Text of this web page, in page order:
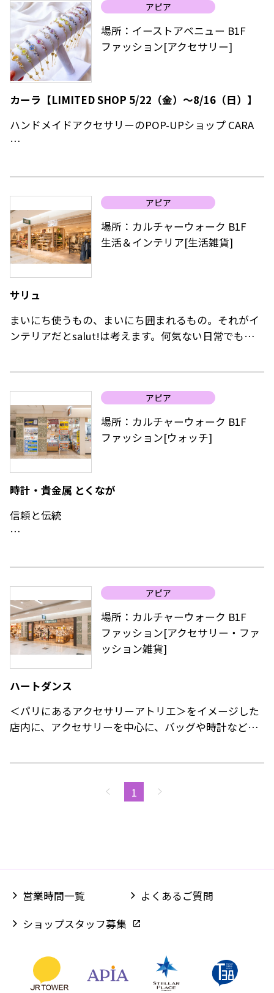
“今日、身に着けたいアクセサリーがみつかる。”
そんな期待感が自然と高まるアクセサリーショップ
“いつものコーディネートにときめかない日や”
“いつもより少しおしゃれしたい日に”
アピア
場所：イーストアベニュー B1F
ファッション[アクセサリー]
カーラ【LIMITED SHOP 5/22（金）～8/16（日）】
ハンドメイドアクセサリーのPOP-UPショップ CARA
大切な誰かに贈りたいミニギフトなど選んでみてはい
かがでしょうか？
アピア
場所：カルチャーウォーク B1F
生活＆インテリア[生活雑貨]
サリュ
まいにち使うもの、まいにち囲まれるもの。それがイ
ンテリアだとsalut!は考えます。何気ない日常でも愛
になる。
でもらいたい。日々日常を大切にするためのインテリ
アをsalut!は提案します。
アピア
場所：カルチャーウォーク B1F
ファッション[ウォッチ]
時計・貴金属 とくなが
信頼と伝統
切に対応。
バンドは常時定価の半額で提供。
アピア
場所：カルチャーウォーク B1F
ファッション[アクセサリー・ファ
ッション雑貨]
ハートダンス
＜パリにあるアクセサリーアトリエ＞をイメージした
店内に、アクセサリーを中心に、バッグや時計などの
1
営業時間一覧
よくあるご質問
ショップスタッフ募集